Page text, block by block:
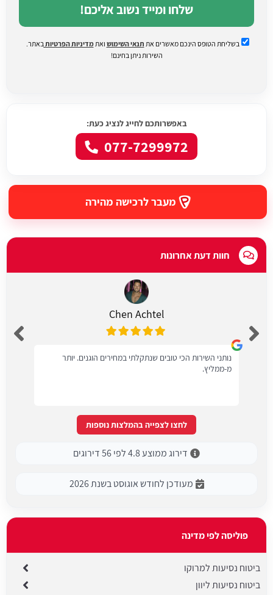
שלחו ומייד נשוב אליכם!
בשליחת הטופס הינכם מאשרים את תנאי השימוש ואתמדיניות הפרטיותבאתר.
השירות ניתן בחינם!
באפשרותכם לחייג לנציג כעת:
077-7299972
מעבר לרכישה מהירה
חוות דעת אחרונות
Chen Achtel
נותני השירות הכי טובים שנתקלתי במחירים הוגנים. יותר
מ-ממליץ.
לחצו לצפייה בהמלצות נוספות
דירוג ממוצע 4.8 לפי 56 דירוגים
מעודכן לחודש אוגוסט בשנת 2026
פוליסה לפי מדינה
ביטוח נסיעות למרוקו
ביטוח נסיעות ליוון